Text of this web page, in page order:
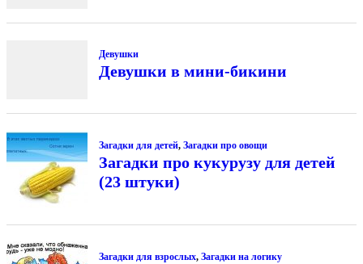
Девушки
Девушки в мини-бикини
Загадки для детей, Загадки про овощи
Загадки про кукурузу для детей
(23 штуки)
Загадки для взрослых, Загадки на логику